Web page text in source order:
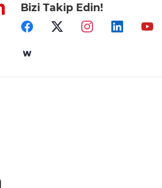
Bizi Takip Edin!